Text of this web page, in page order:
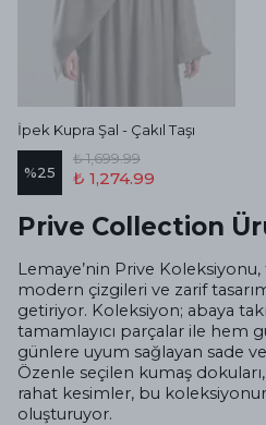
İpek Kupra Şal - Çakıl Taşı
%25
₺ 1,699.99
₺ 1,274.99
Prive Collection
Lemaye’nin Prive
modern çizgileri ve zarif
getiriyor. Koleksiyon; abaya
tamamlayıcı parçalar ile hem
günlere uyum sağlayan sade
Özenle seçilen kumaş
rahat kesimler, bu
oluşturuyor.